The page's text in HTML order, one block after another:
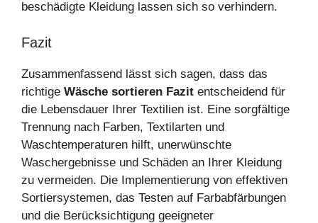
beschädigte Kleidung lassen sich so verhindern.
Fazit
Zusammenfassend lässt sich sagen, dass das
richtige Wäsche sortieren Fazit entscheidend für
die Lebensdauer Ihrer Textilien ist. Eine sorgfältige
Trennung nach Farben, Textilarten und
Waschtemperaturen hilft, unerwünschte
Waschergebnisse und Schäden an Ihrer Kleidung
zu vermeiden. Die Implementierung von effektiven
Sortiersystemen, das Testen auf Farbabfärbungen
und die Berücksichtigung geeigneter